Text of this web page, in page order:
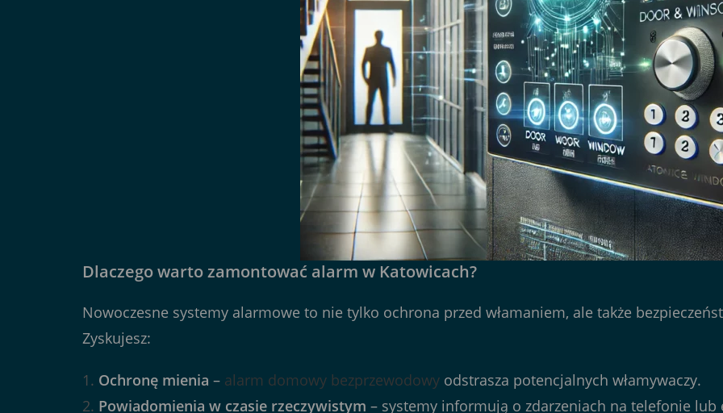
Dlaczego warto zamontować alarm w Katowicach?
Nowoczesne systemy alarmowe to nie tylko ochrona przed włamaniem, ale także
Zyskujesz:
Ochronę mienia – alarm domowy bezprzewodowy odstrasza potencjalnych włamywaczy.
Powiadomienia w czasie rzeczywistym – systemy informują o zdarzeniach na telefonie lub